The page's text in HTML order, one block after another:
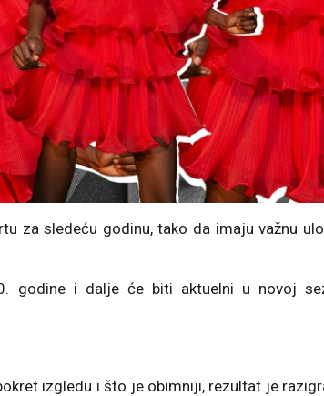
za sledeću godinu, tako da imaju važnu
godine i dalje će biti aktuelni u novoj
izgledu i što je obimniji, rezultat je